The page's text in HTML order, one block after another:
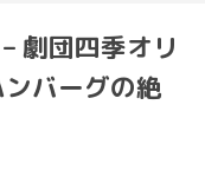
劇団四季オリ
バーグの絶